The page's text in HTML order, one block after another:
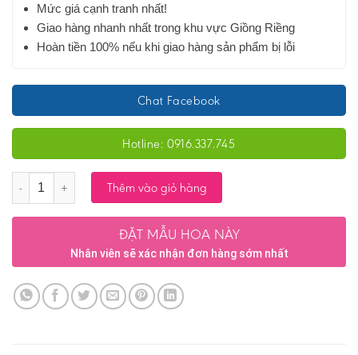
Mức giá cạnh tranh nhất!
Giao hàng nhanh nhất trong khu vực Giồng Riềng
Hoàn tiền 100% nếu khi giao hàng sản phẩm bị lỗi
Chat Facebook
Hotline: 0916.337.745
Số lượng Thêm vào giỏ hàng
ĐẶT MẪU HOA NÀY
Nhân viên sẽ xác nhận đơn hàng sớm nhất